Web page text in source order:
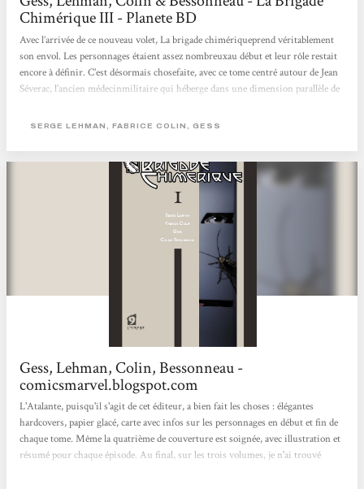
Chimérique III - Planete BD
Avec l’arrivée de ce nouveau volet, La brigade chimériqueprend véritablement
son envol. Les personnages étaient assez nombreuxau début et leur rôle restait
encore à définir. C’est désormais chosefaite, avec ce tome centré autour de Jean
Séverac, l’ancien médecinmilitaire qui héberge dans une dimension parallèle de
laissaitvolontairement de nombreuses ellipses jusqu’ici se fait plus clair,plus
SERGE LEHMAN, FABRICE COLIN, GESS
Gess, Lehman, Colin, Bessonneau -
comicsmarvel.blogspot.com
L'Atalante, puisqu'il s'agit de cet éditeur, a bien fait les choses : élégantes
hardcovers, papier glacé, carte avec infos sur les personnages en début et fin de
chaque tome. Même la quatrième de couverture est soignée, avec illustration et
résumé pour chaque épisode. Au final, sur les trois volumes, je n'ai trouvé